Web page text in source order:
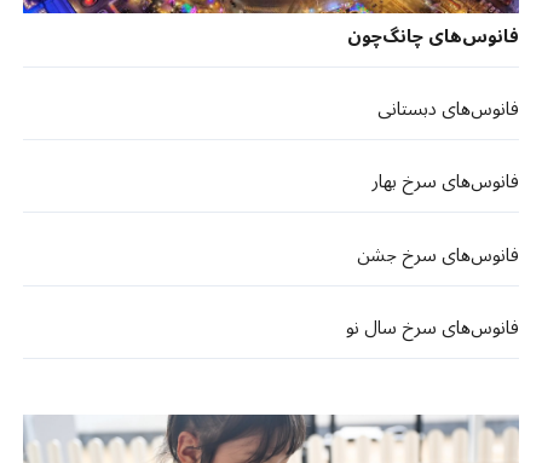
فانوس‌های چانگ‌چون
فانوس‌های دبستانی‌
فانوس‌های سرخ بهار
فانوس‌های سرخ جشن
فانوس‌های سرخ سال نو